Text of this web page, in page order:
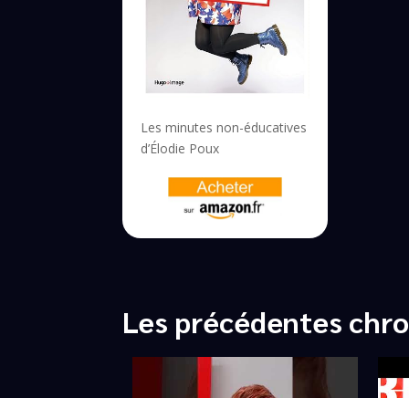
Les minutes non-éducatives
d’Élodie Poux
Les précédentes